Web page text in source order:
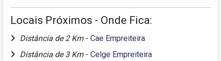
Locais Próximos - Onde Fica:
Distância de 2 Km - Cae Empreiteira
Distância de 3 Km - Celge Empreiteira